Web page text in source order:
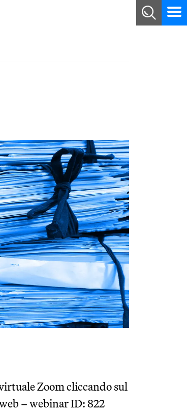
Zoom cliccando sul
web – webinar ID: 822